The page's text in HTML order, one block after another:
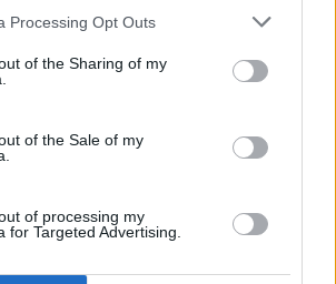
Processing Opt Outs
of the Sharing of my
of the Sale of my
of processing my
for Targeted Advertising.
un
noua pistă de biciclete și se
declară încântați